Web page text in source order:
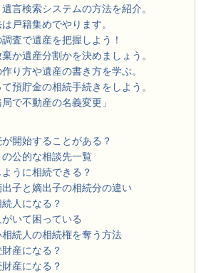
言検索システムの方法を紹介。
戸籍集めでやります。
査で遺産を把握しよう！
か遺産分割かを決めましょう。
り方や遺産の書き方を学ぶ。
預貯金の相続手続きをしよう。
で不動産の名義変更」
開始することがある？
公的な相談先一覧
うに相続できる？
子と嫡出子の相続分の違い
人になる？
いて困っている
続人の相続権を奪う方法
産になる？
産になる？